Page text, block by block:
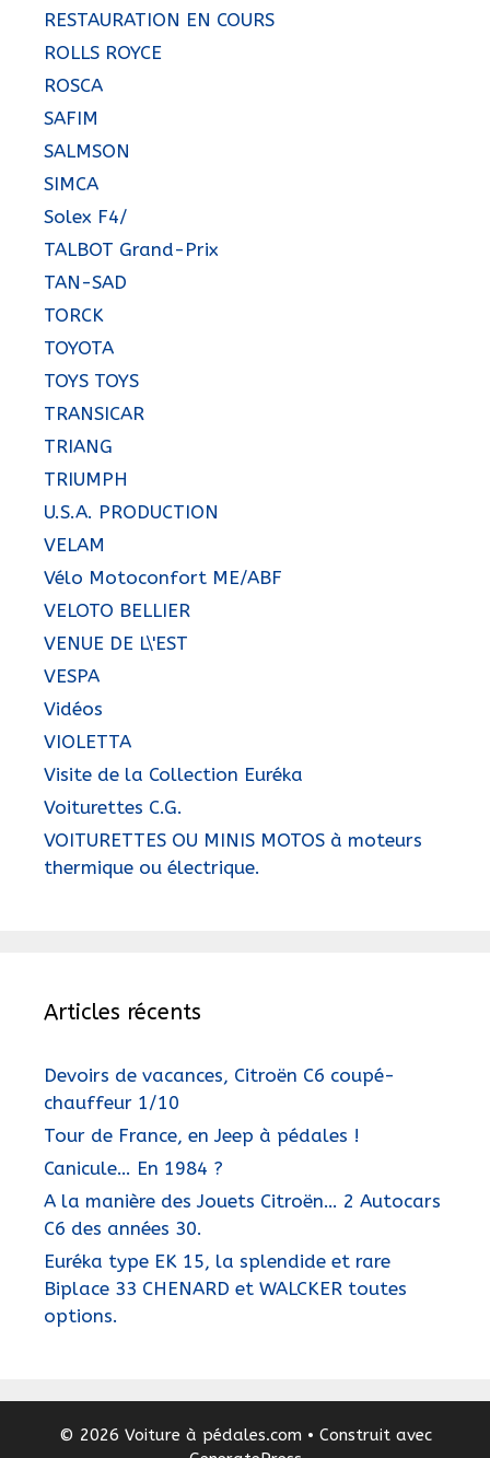
RESTAURATION EN COURS
ROLLS ROYCE
ROSCA
SAFIM
SALMSON
SIMCA
Solex F4/
TALBOT Grand-Prix
TAN-SAD
TORCK
TOYOTA
TOYS TOYS
TRANSICAR
TRIANG
TRIUMPH
U.S.A. PRODUCTION
VELAM
Vélo Motoconfort ME/ABF
VELOTO BELLIER
VENUE DE L\'EST
VESPA
Vidéos
VIOLETTA
Visite de la Collection Euréka
Voiturettes C.G.
VOITURETTES OU MINIS MOTOS à moteurs
thermique ou électrique.
Articles récents
Devoirs de vacances, Citroën C6 coupé-
chauffeur 1/10
Tour de France, en Jeep à pédales !
Canicule… En 1984 ?
A la manière des Jouets Citroën… 2 Autocars
C6 des années 30.
Euréka type EK 15, la splendide et rare
Biplace 33 CHENARD et WALCKER toutes
options.
© 2026 Voiture à pédales.com • Construit avec